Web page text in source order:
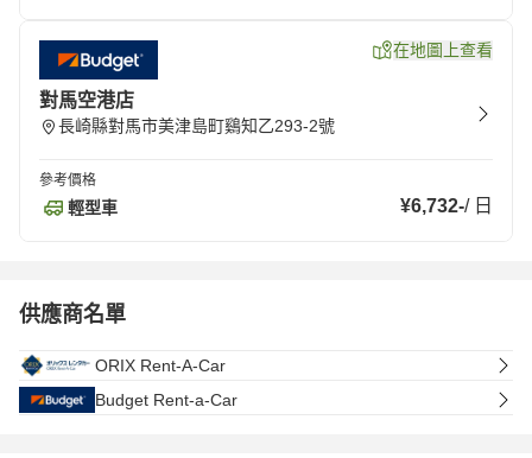
在地圖上查看
對馬空港店
長崎縣對馬市美津島町鷄知乙293-2號
參考價格
輕型車 ¥6,732-/ 日
供應商名單
ORIX Rent-A-Car
Budget Rent-a-Car